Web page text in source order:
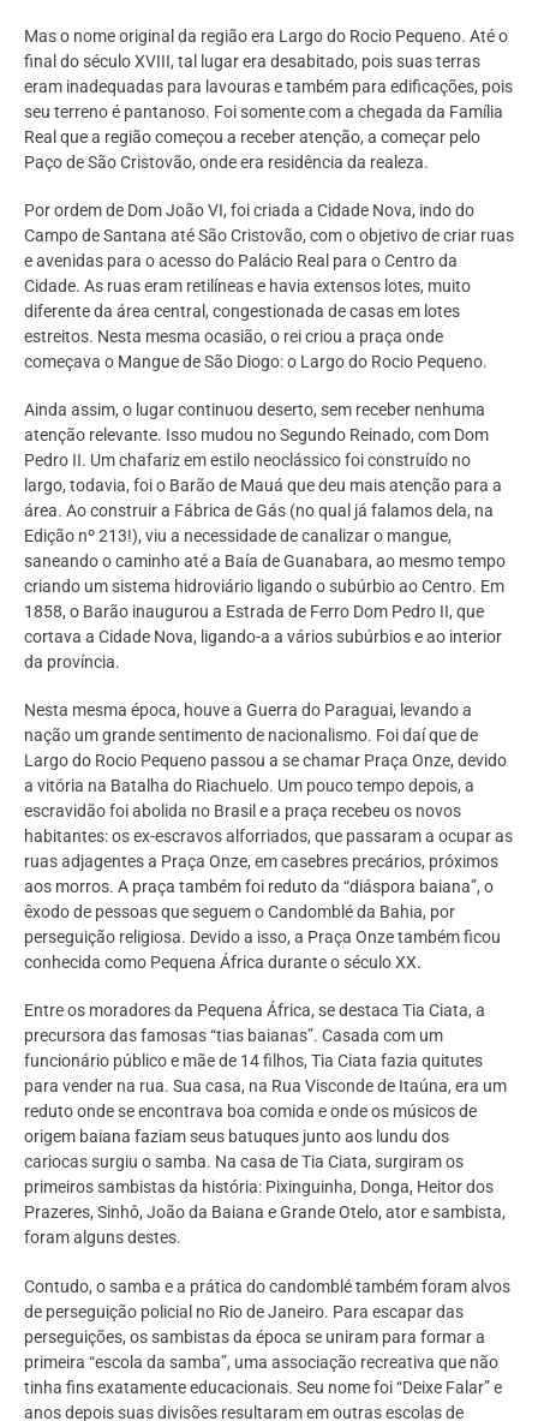
Mas o nome original da região era Largo do Rocio Pequeno. Até o
final do século XVIII, tal lugar era desabitado, pois suas terras
eram inadequadas para lavouras e também para edificações, pois
seu terreno é pantanoso. Foi somente com a chegada da Família
Real que a região começou a receber atenção, a começar pelo
Paço de São Cristovão, onde era residência da realeza.
Por ordem de Dom João VI, foi criada a Cidade Nova, indo do
Campo de Santana até São Cristovão, com o objetivo de criar ruas
e avenidas para o acesso do Palácio Real para o Centro da
Cidade. As ruas eram retilíneas e havia extensos lotes, muito
diferente da área central, congestionada de casas em lotes
estreitos. Nesta mesma ocasião, o rei criou a praça onde
começava o Mangue de São Diogo: o Largo do Rocio Pequeno.
Ainda assim, o lugar continuou deserto, sem receber nenhuma
atenção relevante. Isso mudou no Segundo Reinado, com Dom
Pedro II. Um chafariz em estilo neoclássico foi construído no
largo, todavia, foi o Barão de Mauá que deu mais atenção para a
área. Ao construir a Fábrica de Gás (no qual já falamos dela, na
Edição nº 213!), viu a necessidade de canalizar o mangue,
saneando o caminho até a Baía de Guanabara, ao mesmo tempo
criando um sistema hidroviário ligando o subúrbio ao Centro. Em
1858, o Barão inaugurou a Estrada de Ferro Dom Pedro II, que
cortava a Cidade Nova, ligando-a a vários subúrbios e ao interior
da província.
Nesta mesma época, houve a Guerra do Paraguai, levando a
nação um grande sentimento de nacionalismo. Foi daí que de
Largo do Rocio Pequeno passou a se chamar Praça Onze, devido
a vitória na Batalha do Riachuelo. Um pouco tempo depois, a
escravidão foi abolida no Brasil e a praça recebeu os novos
habitantes: os ex-escravos alforriados, que passaram a ocupar as
ruas adjagentes a Praça Onze, em casebres precários, próximos
aos morros. A praça também foi reduto da “diáspora baiana”, o
êxodo de pessoas que seguem o Candomblé da Bahia, por
perseguição religiosa. Devido a isso, a Praça Onze também ficou
conhecida como Pequena África durante o século XX.
Entre os moradores da Pequena África, se destaca Tia Ciata, a
precursora das famosas “tias baianas”. Casada com um
funcionário público e mãe de 14 filhos, Tia Ciata fazia quitutes
para vender na rua. Sua casa, na Rua Visconde de Itaúna, era um
reduto onde se encontrava boa comida e onde os músicos de
origem baiana faziam seus batuques junto aos lundu dos
cariocas surgiu o samba. Na casa de Tia Ciata, surgiram os
primeiros sambistas da história: Pixinguinha, Donga, Heitor dos
Prazeres, Sinhô, João da Baiana e Grande Otelo, ator e sambista,
foram alguns destes.
Contudo, o samba e a prática do candomblé também foram alvos
de perseguição policial no Rio de Janeiro. Para escapar das
perseguições, os sambistas da época se uniram para formar a
primeira “escola da samba”, uma associação recreativa que não
tinha fins exatamente educacionais. Seu nome foi “Deixe Falar” e
anos depois suas divisões resultaram em outras escolas de